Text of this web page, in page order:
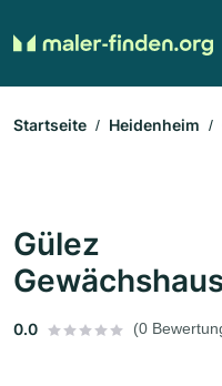
Startseite Heidenheim
Gülez
0.0 (0